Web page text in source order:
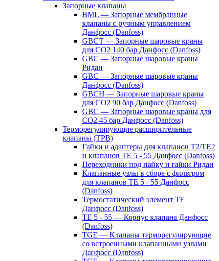
Запорные клапаны
BML — Запорные мембранные
клапаны с ручным управлением
Данфосс (Danfoss)
GBCT — Запорные шаровые краны
для CO2 140 бар Данфосс (Danfoss)
GBC — Запорные шаровые краны
Ридан
GBC — Запорные шаровые краны
Данфосс (Danfoss)
GBCH — Запорные шаровые краны
для CO2 90 бар Данфосс (Danfoss)
GBC — Запорные шаровые краны для
CO2 45 бар Данфосс (Danfoss)
Терморегулирующие расширительные
клапаны (ТРВ)
Гайки и адаптеры для клапанов T2/TE2
и клапанов TE 5 - 55 Данфосс (Danfoss)
Переходники под пайку и гайки Ридан
Клапанные узлы в сборе с фильтром
для клапанов TE 5 - 55 Данфосс
(Danfoss)
Термостатический элемент TE
Данфосс (Danfoss)
TE 5 - 55 — Корпус клапана Данфосс
(Danfoss)
TGE — Клапаны терморегулирующие
со встроенными клапанными узлами
Данфосс (Danfoss)